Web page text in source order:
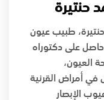
حنتيرة
طبيب عيون
على دكتوراه
العيون،
أمراض القرنية
الإبصار